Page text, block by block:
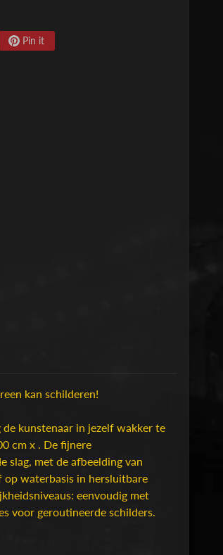
Pin it
kan schilderen!
kunstenaar in jezelf wakker te
cm x . De fijnere
slag, met de afbeelding van
op waterbasis in hersluitbare
eenvoudig met
voor geroutineerde schilders.